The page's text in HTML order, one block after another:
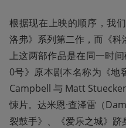
根据现在上映的顺序，我
洛弗》系列第二作，而《
上这两部作品是在同一时
0号》原本剧本名称为《地
Campbell 与 Matt
悚片。达米恩·查泽雷（
裂鼓手》、《爱乐之城》